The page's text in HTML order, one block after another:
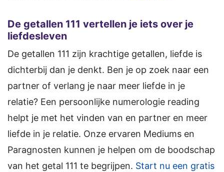
De getallen 111 vertellen je iets over je
liefdesleven
De getallen 111 zijn krachtige getallen, liefde is
dichterbij dan je denkt. Ben je op zoek naar een
partner of verlang je naar meer liefde in je
relatie? Een persoonlijke numerologie reading
helpt je met het vinden van en partner en meer
liefde in je relatie. Onze ervaren Mediums en
Paragnosten kunnen je helpen om de boodschap
van het getal 111 te begrijpen. Start nu een gratis